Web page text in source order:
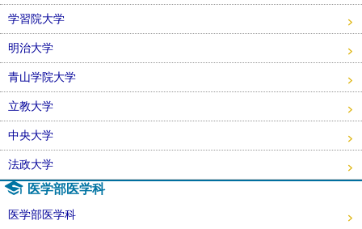
学習院大学
明治大学
青山学院大学
立教大学
中央大学
法政大学
医学部医学科
医学部医学科